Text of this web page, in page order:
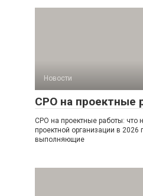
Новости
СРО на проектные
СРО на проектные работы: что
проектной организации в 2026
выполняющие